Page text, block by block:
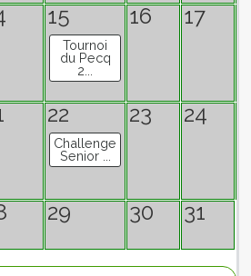
15
Tournoi
du Pecq
2...
16 17
22
Challenge
Senior ...
23 24
29 30 31